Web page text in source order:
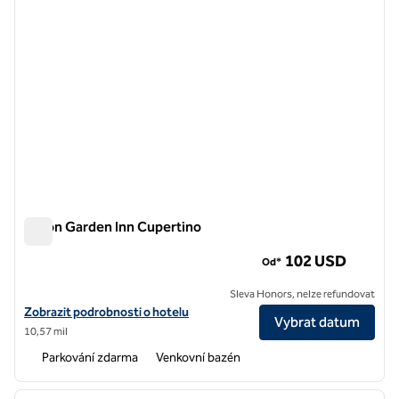
Hilton Garden Inn Cupertino
Zobrazit detaily hotelu Hilton Garden Inn Cupertino
Zobrazit podrobnosti o hotelu
10,57 mil
Od* 102 USD
Sleva Honors, nelze refundovat
Vybrat datum
Parkování zdarma Venkovní bazén